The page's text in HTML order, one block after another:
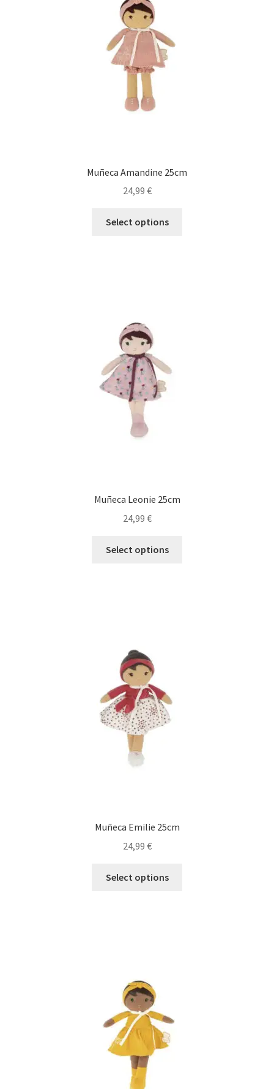
Muñeca Amandine 25cm
24,99 €
Select options
Muñeca Leonie 25cm
24,99 €
Select options
Muñeca Emilie 25cm
24,99 €
Select options